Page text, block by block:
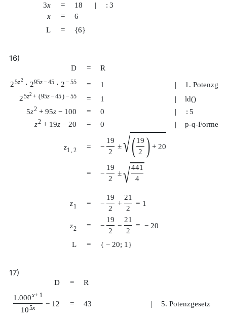
3x = 18 | : 3
x
=
6
L
= {6}
16)
D = R
25z2
⋅ 295z−45 ⋅ 2 −55 = 1 |
1.
25z2 + (95z−45) −55 = 1 |
ld()
5z2 + 95z − 100 = 0 | : 5
z2 + 19z − 20 = 0 | p-q-Formel
z1 2 = −
19
2
± √( 19
2 ) + 20
= −
19
2
± √441
4
z1 = −
19
2
+
21
2
= 1
z2 = −
19
2
−
21
2
= − 20
L = { − 20; 1 }
17)
D =
R
1.000x+ 1
105x
− 12 = 43 | 5. Potenzgesetz